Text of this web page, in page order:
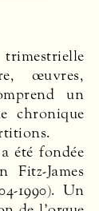
œuvres,
un
chronique
été fondée
Fitz-James
1990). Un